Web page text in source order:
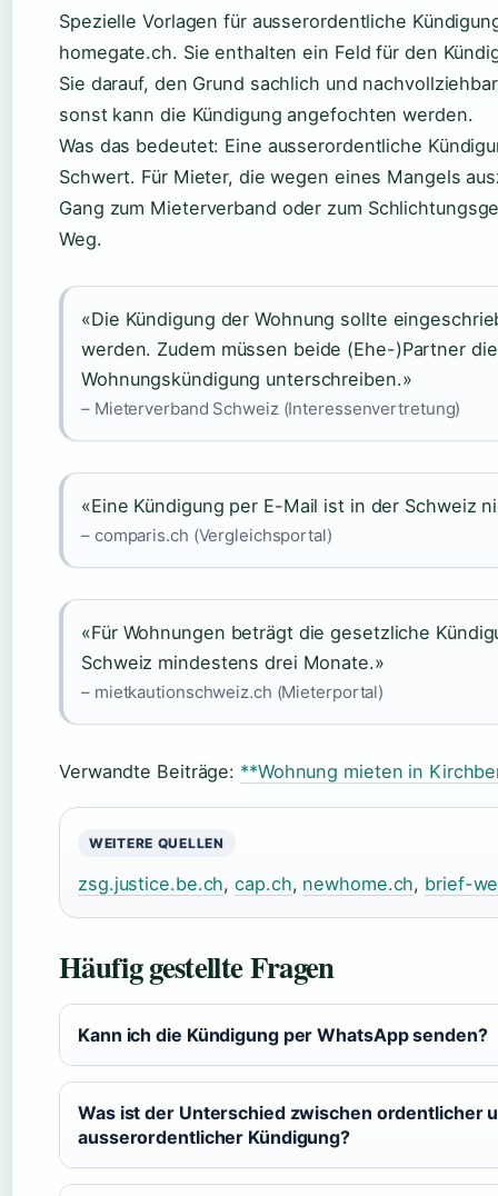
Spezielle Vorlagen für ausserordentliche
homegate.ch. Sie enthalten ein Feld für den
Sie darauf, den Grund sachlich und
sonst kann die Kündigung angefochten werden.
Was das bedeutet: Eine ausserordentliche
Schwert. Für Mieter, die wegen eines Mangels
Gang zum Mieterverband oder zum
Weg.
«Die Kündigung der Wohnung sollte
werden. Zudem müssen beide (Ehe-)Partner die
Wohnungskündigung unterschreiben.»
– Mieterverband Schweiz (Interessenvertretung)
«Eine Kündigung per E-Mail ist in der Schweiz
– comparis.ch (Vergleichsportal)
«Für Wohnungen beträgt die gesetzliche
Schweiz mindestens drei Monate.»
– mietkautionschweiz.ch (Mieterportal)
Verwandte Beiträge: **Wohnung mieten in
WEITERE QUELLEN
zsg.justice.be.ch,cap.ch, newhome.ch, brief-
Häufig gestellte Fragen
Kann ich die Kündigung per WhatsApp senden?
Was ist der Unterschied zwischen ordentlicher
ausserordentlicher Kündigung?